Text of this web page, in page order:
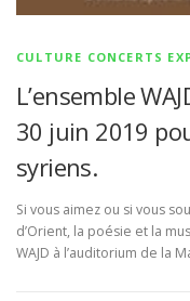
CULTURE CONCERTS
L’ensemble
30 juin 2019
syriens.
Si vous aimez ou si vous
d’Orient, la poésie et la
WAJD à l’auditorium de la